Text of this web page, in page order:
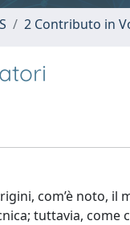
2 Contributo in
com’è noto,
tuttavia,